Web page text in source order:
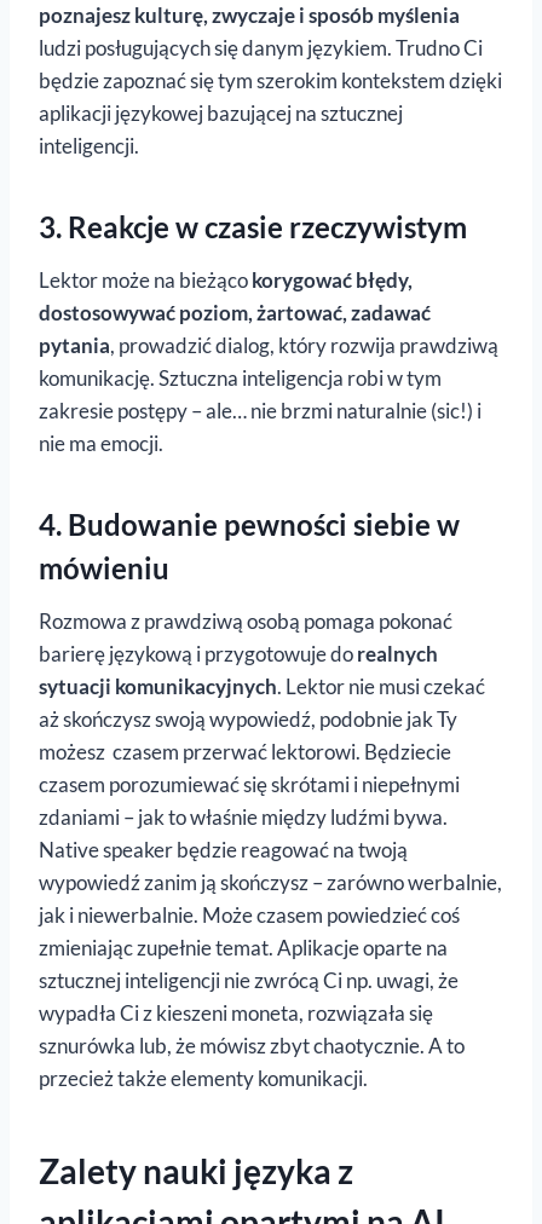
poznajesz kulturę, zwyczaje i sposób myślenia
ludzi posługujących się danym językiem. Trudno Ci
będzie zapoznać się tym szerokim kontekstem dzięki
aplikacji językowej bazującej na sztucznej
inteligencji.
3. Reakcje w czasie rzeczywistym
Lektor może na bieżącokorygować błędy,
dostosowywać poziom, żartować, zadawać
pytania, prowadzić dialog, który rozwija prawdziwą
komunikację. Sztuczna inteligencja robi w tym
zakresie postępy – ale… nie brzmi naturalnie (sic!) i
nie ma emocji.
4. Budowanie pewności siebie w
mówieniu
Rozmowa z prawdziwą osobą pomaga pokonać
barierę językową i przygotowuje dorealnych
sytuacji komunikacyjnych. Lektor nie musi czekać
aż skończysz swoją wypowiedź, podobnie jak Ty
możesz czasem przerwać lektorowi. Będziecie
czasem porozumiewać się skrótami i niepełnymi
zdaniami – jak to właśnie między ludźmi bywa.
Native speaker będzie reagować na twoją
wypowiedź zanim ją skończysz – zarówno werbalnie,
jak i niewerbalnie. Może czasem powiedzieć coś
zmieniając zupełnie temat. Aplikacje oparte na
sztucznej inteligencji nie zwrócą Ci np. uwagi, że
wypadła Ci z kieszeni moneta, rozwiązała się
sznurówka lub, że mówisz zbyt chaotycznie. A to
przecież także elementy komunikacji.
Zalety nauki języka z